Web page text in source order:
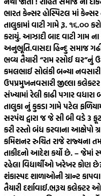
ભારત કેન્સર હોસ્પિટલ માં કેન્સર
તાલુકામાં વાટી ગામે રૂ. ૧૬.૦૦
કરાયું. આઝાદી બાદ વાટી ગામ
અનુભૂતિ.વાસદા હિન્દુ સમાજ
ભવ્ય તૈયારી “રામ રસોઈ ઘર”નું
કમલભાઈ સોલંકી બન્યા નવસારી
ઉપપ્રમુખનવસારી જીલ્લા
સંખ્યામાં રેલી કાઢી પગાર
તાલુકા નું કુકડા ગામે પટેલ
સરપંચ દ્વારા જ જે સી બી વડે 3
કરી રસ્તો બંધ કરવાના આક્ષેપો
કમિશનર રુચિત રાજે રાજ્યના
તાકીદનો આદેશ કર્યો છે. –
રહેલા વિદ્યાર્થીઓ ખરેખર કોણ
શંકાસ્પદ શાળાઓની ગ્રાન્ટ
તૈયારી દર્શાવાઈ.ભરૂચ કલેક્ટર